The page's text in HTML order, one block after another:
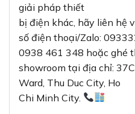
giải pháp thiết
bị điện khác, hãy liên hệ
số điện thoại/Zalo:
0938 461 348 hoặc ghé
showroom tại địa chỉ:
Ward, Thu Duc City, Ho
Chi Minh City.